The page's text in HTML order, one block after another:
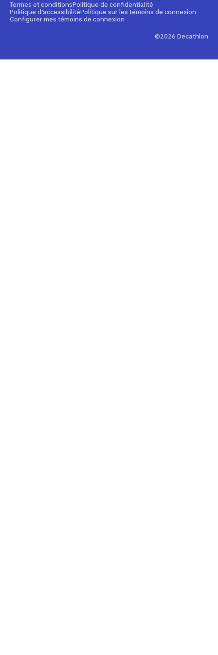
Rappels produits
Nos innovations
Développement durable
Termes et conditionsPolitique de confidentialité
Politique d'accessibilitéPolitique sur les témoins de connexion
Configurer mes témoins de connexion
©2026 Decathlon